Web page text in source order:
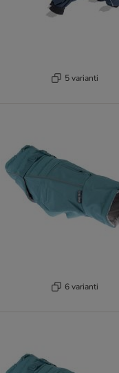
5 varianti
6 varianti